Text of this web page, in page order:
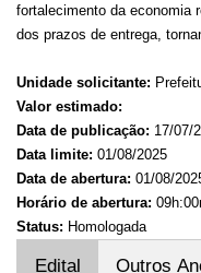
fortalecimento da economia
dos prazos de entrega,
Unidade solicitante:
Valor estimado:
Data de publicação: 17/07/
Data limite: 01/08/2025
Data de abertura: 01/08/
Horário de abertura:
Status: Homologada
Edital Outros